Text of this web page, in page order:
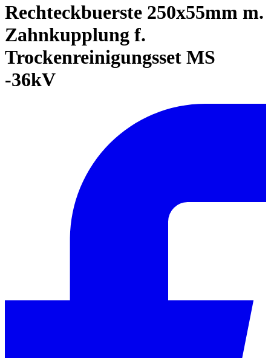
Rechteckbuerste 250x55mm m.
Zahnkupplung f.
Trockenreinigungsset MS
-36kV